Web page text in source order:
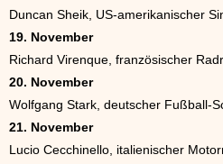
Duncan Sheik, US-amerikanischer
19. November
Richard Virenque, französischer
20. November
Wolfgang Stark, deutscher Fußball-
21. November
Lucio Cecchinello, italienischer